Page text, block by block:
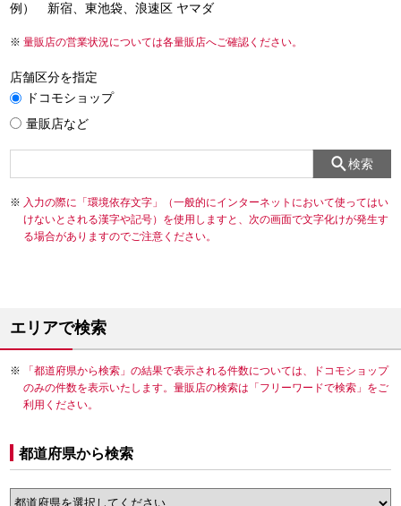
例） 新宿、東池袋、浪速区 ヤマダ
量販店の営業状況については各量販店へご確認ください。
店舗区分を指定
ドコモショップ
量販店など
検索
入力の際に「環境依存文字」（一般的にインターネットにおいて使ってはい
けないとされる漢字や記号）を使用しますと、次の画面で文字化けが発生す
る場合がありますのでご注意ください。
エリアで検索
「都道府県から検索」の結果で表示される件数については、ドコモショップ
のみの件数を表示いたします。量販店の検索は「フリーワードで検索」をご
利用ください。
都道府県から検索